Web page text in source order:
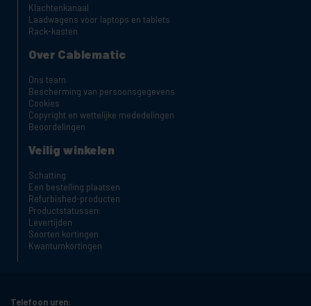
Klachtenkanaal
Laadwagens voor laptops en tablets
Rack-kasten
Over Cablematic
Ons team
Bescherming van persoonsgegevens
Cookies
Copyright en wettelijke mededelingen
Beoordelingen
Veilig winkelen
Schatting
Een bestelling plaatsen
Refurbished-producten
Productstatussen:
Levertijden
Soorten kortingen
Kwantumkortingen
Telefoon uren: